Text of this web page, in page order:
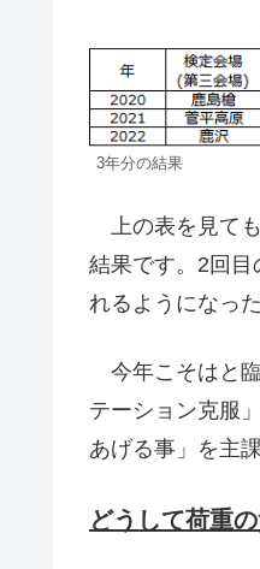
3年分の結果
上の表を見て
結果です。2回
れるようになっ
今年こそはと
テーション克服
あげる事」を主
どうして荷重